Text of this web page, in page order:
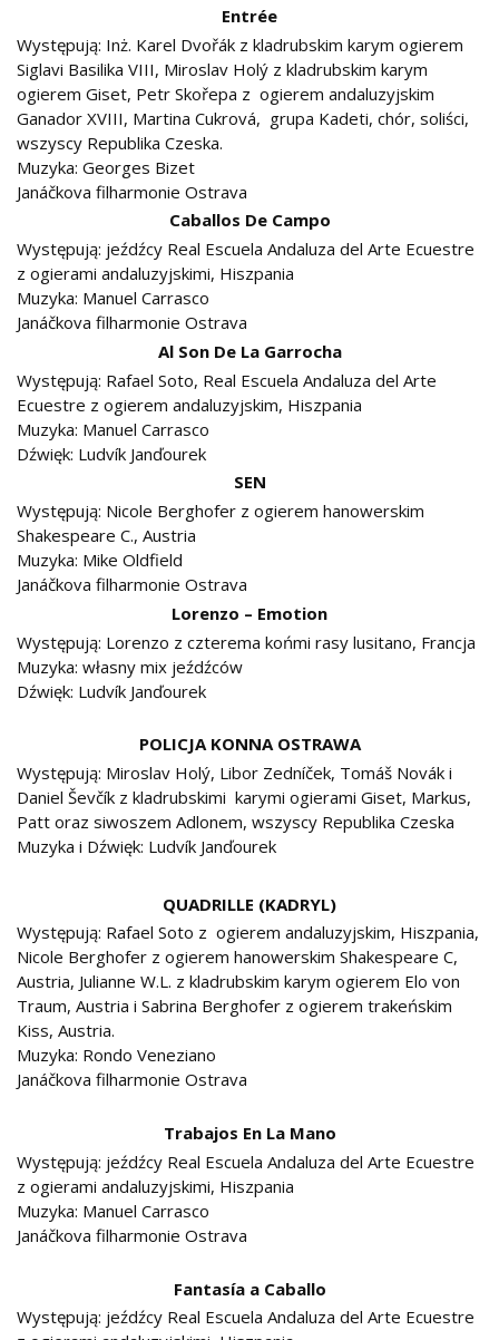
Entrée
Występują: Inż. Karel Dvořák z kladrubskim karym ogierem
Siglavi Basilika VIII, Miroslav Holý z kladrubskim karym
ogierem Giset, Petr Skořepa z ogierem andaluzyjskim
Ganador XVIII, Martina Cukrová, grupa Kadeti, chór, soliści,
wszyscy Republika Czeska.
Muzyka: Georges Bizet
Janáčkova filharmonie Ostrava
Caballos De Campo
Występują: jeźdźcy Real Escuela Andaluza del Arte Ecuestre
z ogierami andaluzyjskimi, Hiszpania
Muzyka: Manuel Carrasco
Janáčkova filharmonie Ostrava
Al Son De La Garrocha
Występują: Rafael Soto, Real Escuela Andaluza del Arte
Ecuestre z ogierem andaluzyjskim, Hiszpania
Muzyka: Manuel Carrasco
Dźwięk: Ludvík Janďourek
SEN
Występują: Nicole Berghofer z ogierem hanowerskim
Shakespeare C., Austria
Muzyka: Mike Oldfield
Janáčkova filharmonie Ostrava
Lorenzo – Emotion
Występują: Lorenzo z czterema końmi rasy lusitano, Francja
Muzyka: własny mix jeźdźców
Dźwięk: Ludvík Janďourek
POLICJA KONNA OSTRAWA
Występują: Miroslav Holý, Libor Zedníček, Tomáš Novák i
Daniel Ševčík z kladrubskimi karymi ogierami Giset, Markus,
Patt oraz siwoszem Adlonem, wszyscy Republika Czeska
Muzyka i Dźwięk: Ludvík Janďourek
QUADRILLE (KADRYL)
Występują: Rafael Soto z ogierem andaluzyjskim, Hiszpania,
Nicole Berghofer z ogierem hanowerskim Shakespeare C,
Austria, Julianne W.L. z kladrubskim karym ogierem Elo von
Traum, Austria i Sabrina Berghofer z ogierem trakeńskim
Kiss, Austria.
Muzyka: Rondo Veneziano
Janáčkova filharmonie Ostrava
Trabajos En La Mano
Występują: jeźdźcy Real Escuela Andaluza del Arte Ecuestre
z ogierami andaluzyjskimi, Hiszpania
Muzyka: Manuel Carrasco
Janáčkova filharmonie Ostrava
Fantasía a Caballo
Występują: jeźdźcy Real Escuela Andaluza del Arte Ecuestre